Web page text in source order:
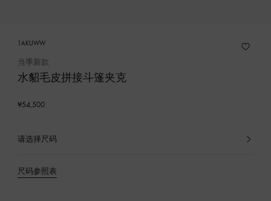
1AKUWW
当季新款
水貂毛皮拼接斗篷夹克
¥54,500
请选择尺码
已
品
尺码参照表